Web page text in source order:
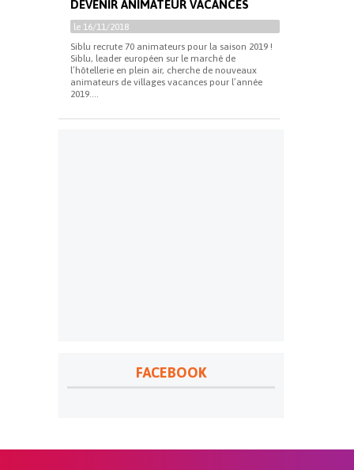
DEVENIR ANIMATEUR VACANCES
le 16/11/2018
Siblu recrute 70 animateurs pour la saison 2019 !
Siblu, leader européen sur le marché de
l’hôtellerie en plein air, cherche de nouveaux
animateurs de villages vacances pour l’année
2019....
FACEBOOK